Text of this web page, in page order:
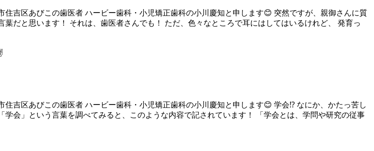
吉区あびこの歯医者 ハービー歯科・小児矯正歯科の小川慶知と申します😊 突然ですが、親御さんに質
だと思います！ それは、歯医者さんでも！ ただ、色々なところで耳にはしてはいるけれど、 発育っ
吉区あびこの歯医者 ハービー歯科・小児矯正歯科の小川慶知と申します😊 学会⁉️ なにか、かたっ苦し
会」という言葉を調べてみると、このような内容で記されています！ 「学会とは、学問や研究の従事